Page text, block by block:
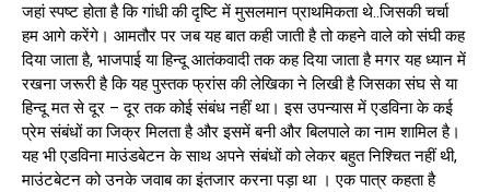
जहां स्पष्ट होता है कि गांधी की दृष्टि में मुसलमान प्राथमिकता थे..जिसकी चर्चा
हम आगे करेंगे। आमतौर पर जब यह बात कही जाती है तो कहने वाले को संघी कह
दिया जाता है, भाजपाई या हिन्दू आतंकवादी तक कह दिया जाता है मगर यह ध्यान में
रखना जरूरी है कि यह पुस्तक फ्रांस की लेखिका ने लिखी है जिसका संघ से या
हिन्दू मत से दूर – दूर तक कोई संबंध नहीं था। इस उपन्यास में एडविना के कई
प्रेम संबंधों का जिक्र मिलता है और इसमें बनी और बिलपाले का नाम शामिल है।
यह भी एडविना माउंडबेटन के साथ अपने संबंधों को लेकर बहुत निश्चित नहीं थी,
माउंटबेटन को उनके जवाब का इंतजार करना पड़ा था । एक पात्र कहता है